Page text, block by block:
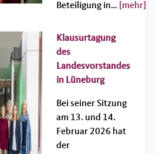
Beteiligung in… [mehr]
Klausurtagung
des
Landesvorstandes
in Lüneburg
Bei seiner Sitzung
am 13. und 14.
Februar 2026 hat
der